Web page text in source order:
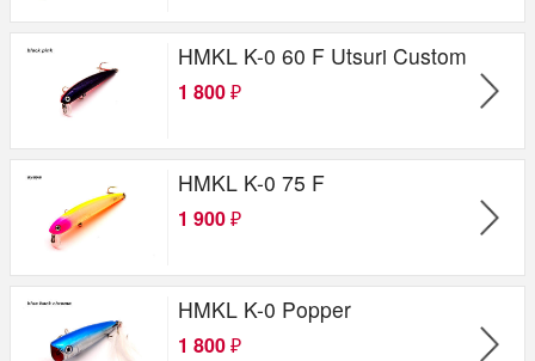
HMKL K-0 60 F Utsuri Custom
1 800 ₽
HMKL K-0 75 F
1 900 ₽
HMKL K-0 Popper
1 800 ₽